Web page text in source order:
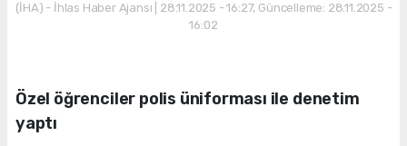
(İHA) - İhlas Haber Ajansı | 28.11.2025 - 16:27, Güncelleme: 28.11.2025 -
16:02
Özel öğrenciler polis üniforması ile denetim
yaptı